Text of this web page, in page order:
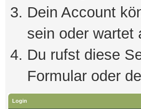
Dein Account
sein oder wartet
Du rufst diese
Formular oder
Login